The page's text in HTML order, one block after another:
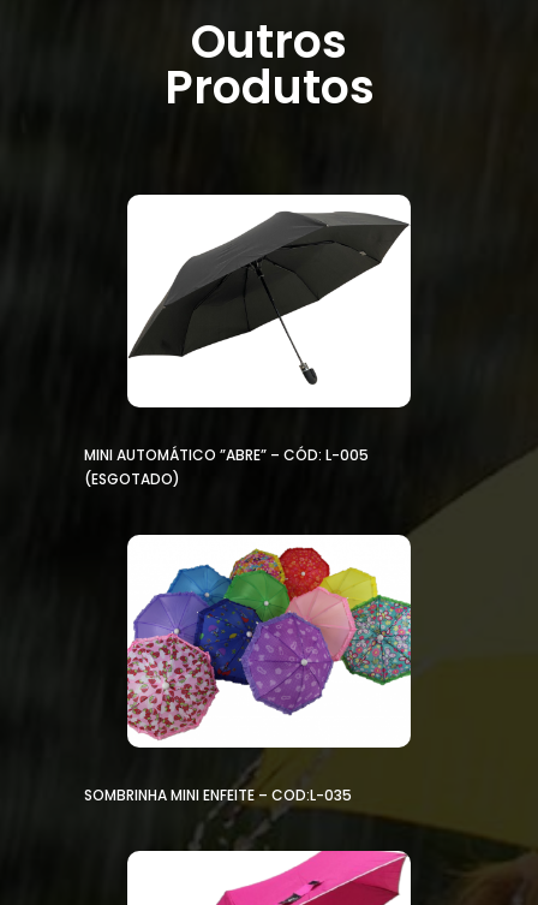
Outros
Produtos
MINI AUTOMÁTICO ”ABRE” – CÓD: L-005
(ESGOTADO)
SOMBRINHA MINI ENFEITE – COD:L-035